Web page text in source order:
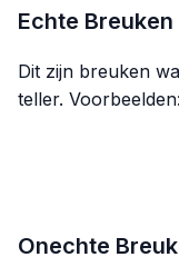
Echte Breuken
Dit zijn breuken
teller. Voorbeelden:
Onechte